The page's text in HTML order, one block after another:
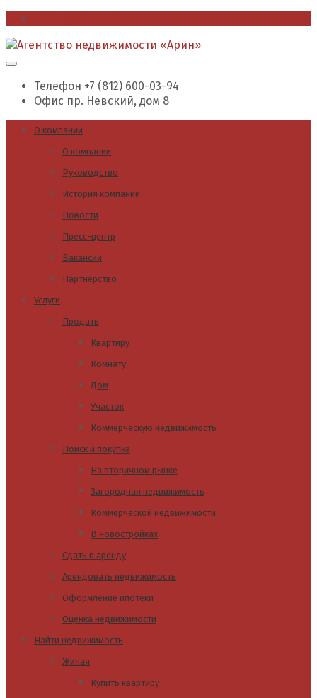
Телефон +7 (812) 600-03-94
Офис пр. Невский, дом 8
О компании
О компании
Руководство
История компании
Новости
Пресс-центр
Вакансии
Партнерство
Услуги
Продать
Квартиру
Комнату
Дом
Участок
Коммерческую недвижимость
Поиск и покупка
На вторичном рынке
Загородная недвижимость
Коммерческой недвижимости
В новостройках
Сдать в аренду
Арендовать недвижимость
Оформление ипотеки
Оценка недвижимости
Найти недвижимость
Жилая
Купить квартиру